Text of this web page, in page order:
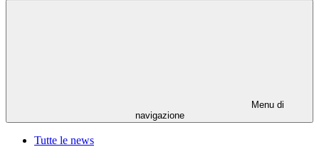
Menu di
navigazione
Tutte le news